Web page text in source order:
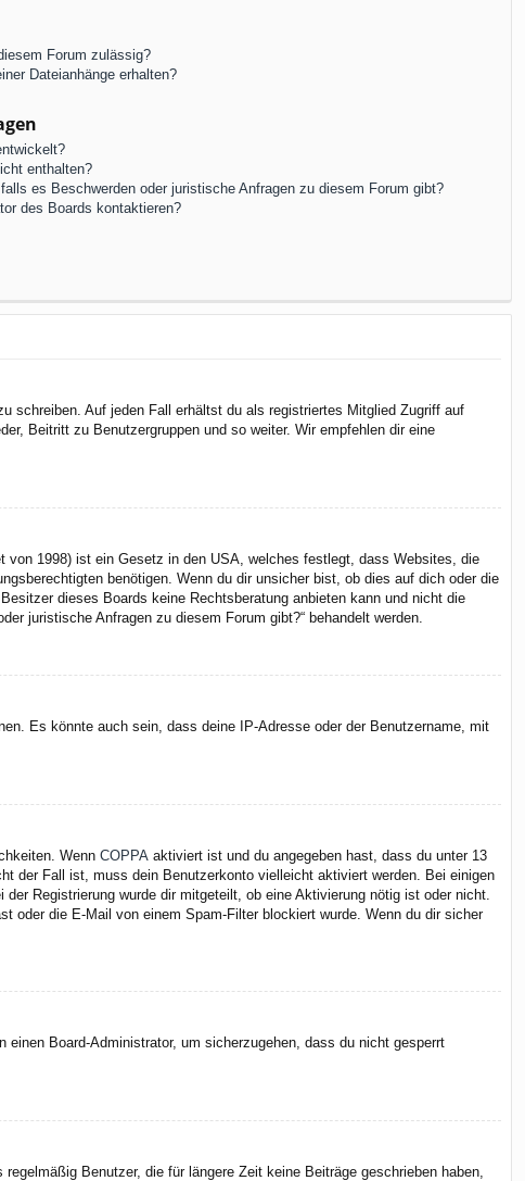
Forum zulässig?
Dateianhänge erhalten?
enthalten?
es Beschwerden oder juristische Anfragen zu diesem Forum gibt?
des Boards kontaktieren?
schreiben. Auf jeden Fall erhältst du als registriertes Mitglied Zugriff auf
Beitritt zu Benutzergruppen und so weiter. Wir empfehlen dir eine
1998) ist ein Gesetz in den USA, welches festlegt, dass Websites, die
benötigen. Wenn du dir unsicher bist, ob dies auf dich oder die
dieses Boards keine Rechtsberatung anbieten kann und nicht die
juristische Anfragen zu diesem Forum gibt?“ behandelt werden.
Es könnte auch sein, dass deine IP-Adresse oder der Benutzername, mit
Wenn COPPA aktiviert ist und du angegeben hast, dass du unter 13
der Fall ist, muss dein Benutzerkonto vielleicht aktiviert werden. Bei einigen
Registrierung wurde dir mitgeteilt, ob eine Aktivierung nötig ist oder nicht.
oder die E-Mail von einem Spam-Filter blockiert wurde. Wenn du dir sicher
Board-Administrator, um sicherzugehen, dass du nicht gesperrt
Benutzer, die für längere Zeit keine Beiträge geschrieben haben,